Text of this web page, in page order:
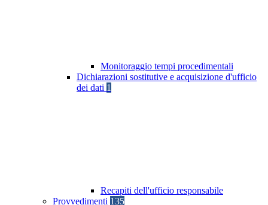
Monitoraggio tempi procedimentali
Dichiarazioni sostitutive e acquisizione d'ufficio
dei dati 1
Recapiti dell'ufficio responsabile
Provvedimenti 135